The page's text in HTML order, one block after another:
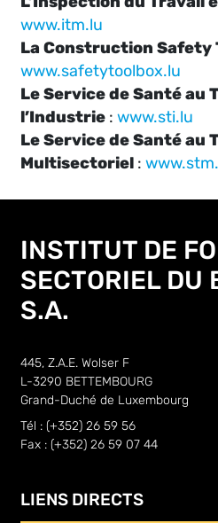
www.itm.lu
La Construction Safety
www.safetytoolbox.lu
Le Service de Santé au
l’Industrie :www.sti.lu
Le Service de Santé au
Multisectoriel :
INSTITUT DE
SECTORIEL DU
S.A.
445, Z.A.E. Wolser F
L-3290 BETTEMBOURG
Grand-Duché de Luxembourg
Tél : (+352) 26 59 56
Fax : (+352) 26 59 07 44
LIENS DIRECTS